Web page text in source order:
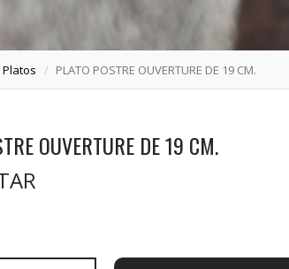
Platos PLATO POSTRE OUVERTURE DE 19 CM.
OUVERTURE DE 19 CM.